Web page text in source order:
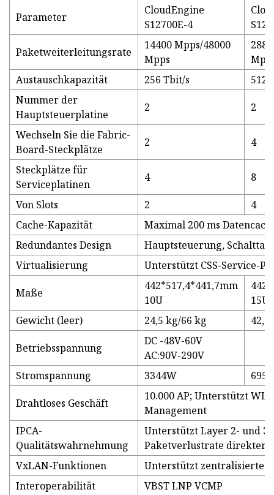
Parameter
CloudEngine
S12700E-4
Paketweiterleitungsrate
14400 Mpps/48000
Mpps
Austauschkapazität
256 Tbit/s
512
Nummer der
Hauptsteuerplatine
2 2
Wechseln Sie die Fabric-
Board-Steckplätze
2 4
Steckplätze für
Serviceplatinen
4 8
Von Slots 2
4
Cache-Kapazität
Maximal 200 ms
Redundantes Design
Hauptsteuerung,
Virtualisierung
Unterstützt CSS-Service-
Maße
442*517,4*441,7mm
10U
15U
Gewicht (leer)
24,5 kg/66 kg 42,5
Betriebsspannung
DC -48V-60V
AC:90V-290V
Stromspannung
3344W
Drahtloses Geschäft
10.000 AP; Unterstützt
Management
IPCA-
Qualitätswahrnehmung
Unterstützt Layer 2- und
Paketverlustrate direkter
VxLAN-Funktionen
Unterstützt zentralisiertes
Interoperabilität
VBST LNP VCMP